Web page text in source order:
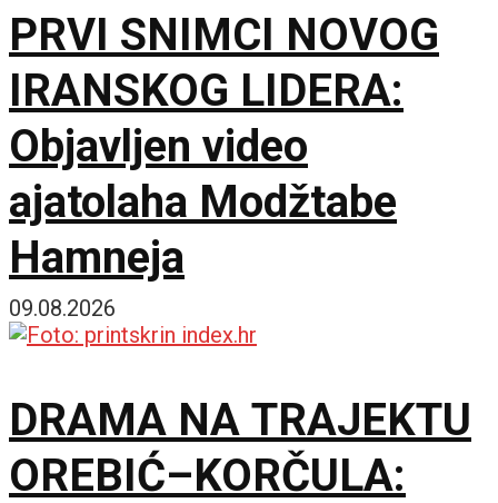
PRVI SNIMCI NOVOG
IRANSKOG LIDERA:
Objavljen video
ajatolaha Modžtabe
Hamneja
09.08.2026
DRAMA NA TRAJEKTU
OREBIĆ–KORČULA: